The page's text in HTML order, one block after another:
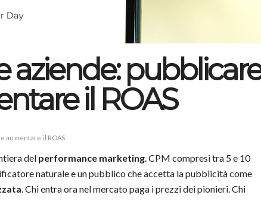
aziende: pubblicare
il ROAS
aumentare il ROAS
del performance marketing . CPM compresi tra 5 e 10
naturale e un pubblico che accetta la pubblicità come
. Chi entra ora nel mercato paga i prezzi dei pionieri. Chi